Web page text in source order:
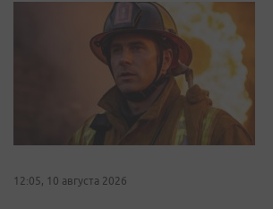
12:05, 10 августа 2026